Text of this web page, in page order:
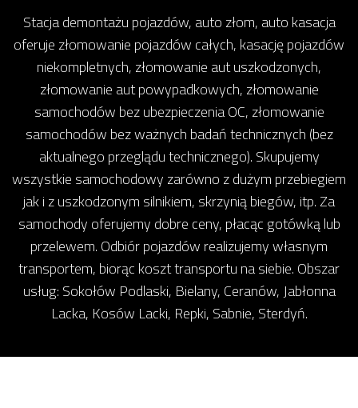
Stacja demontażu pojazdów, auto złom, auto kasacja
oferuje złomowanie pojazdów całych, kasację pojazdów
niekompletnych, złomowanie aut uszkodzonych,
złomowanie aut powypadkowych, złomowanie
samochodów bez ubezpieczenia OC, złomowanie
samochodów bez ważnych badań technicznych (bez
aktualnego przeglądu technicznego). Skupujemy
wszystkie samochodowy zarówno z dużym przebiegiem
jak i z uszkodzonym silnikiem, skrzynią biegów, itp. Za
samochody oferujemy dobre ceny, płacąc gotówką lub
przelewem. Odbiór pojazdów realizujemy własnym
transportem, biorąc koszt transportu na siebie. Obszar
usług: Sokołów Podlaski, Bielany, Ceranów, Jabłonna
Lacka, Kosów Lacki, Repki, Sabnie, Sterdyń.